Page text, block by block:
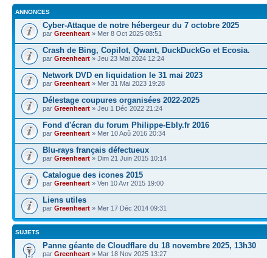
ANNONCES
Cyber-Attaque de notre hébergeur du 7 octobre 2025
par Greenheart » Mer 8 Oct 2025 08:51
Crash de Bing, Copilot, Qwant, DuckDuckGo et Ecosia.
par Greenheart » Jeu 23 Mai 2024 12:24
Network DVD en liquidation le 31 mai 2023
par Greenheart » Mer 31 Mai 2023 19:28
Délestage coupures organisées 2022-2025
par Greenheart » Jeu 1 Déc 2022 21:24
Fond d'écran du forum Philippe-Ebly.fr 2016
par Greenheart » Mer 10 Aoû 2016 20:34
Blu-rays français défectueux
par Greenheart » Dim 21 Juin 2015 10:14
Catalogue des icones 2015
par Greenheart » Ven 10 Avr 2015 19:00
Liens utiles
par Greenheart » Mer 17 Déc 2014 09:31
SUJETS
Panne géante de Cloudflare du 18 novembre 2025, 13h30
par Greenheart » Mar 18 Nov 2025 13:27